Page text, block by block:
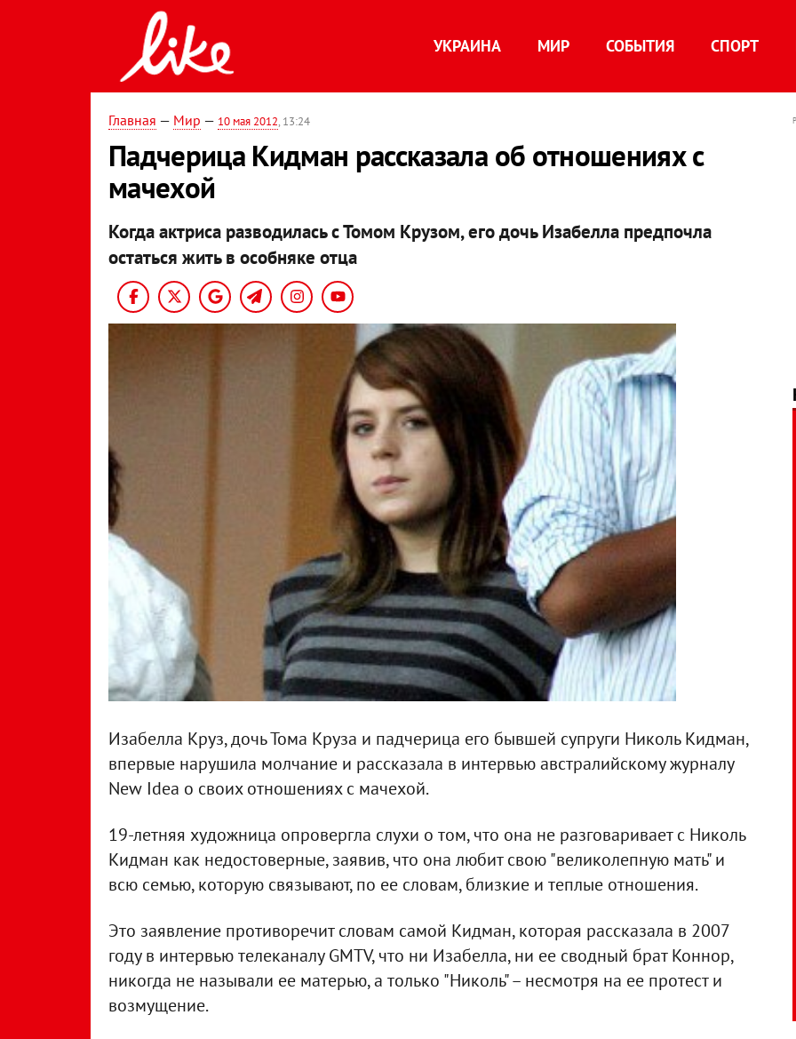
УКРАИНА МИР СОБЫТИЯ СПОРТ
Главная — Мир — 10 мая 2012, 13:24
Падчерица Кидман рассказала об отношениях с
мачехой
Когда актриса разводилась с Томом Крузом, его дочь Изабелла предпочла
остаться жить в особняке отца
Изабелла Круз, дочь Тома Круза и падчерица его бывшей супруги Николь Кидман,
впервые нарушила молчание и рассказала в интервью австралийскому журналу
New Idea о своих отношениях с мачехой.
19-летняя художница опровергла слухи о том, что она не разговаривает с Николь
Кидман как недостоверные, заявив, что она любит свою "великолепную мать" и
всю семью, которую связывают, по ее словам, близкие и теплые отношения.
Это заявление противоречит словам самой Кидман, которая рассказала в 2007
году в интервью телеканалу GMTV, что ни Изабелла, ни ее сводный брат Коннор,
никогда не называли ее матерью, а только "Николь" – несмотря на ее протест и
возмущение.